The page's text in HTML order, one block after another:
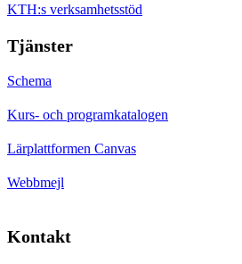
KTH:s verksamhetsstöd
Tjänster
Schema
Kurs- och programkatalogen
Lärplattformen Canvas
Webbmejl
Kontakt